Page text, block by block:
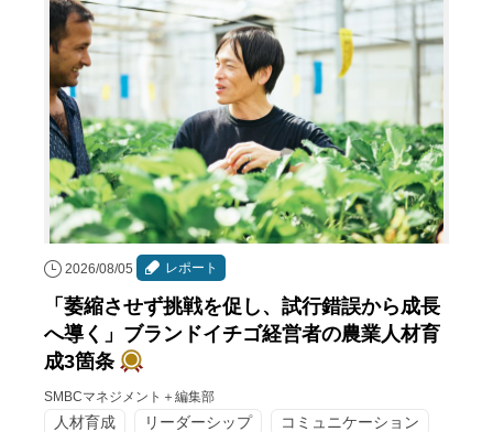
2026/08/05 レポート
「萎縮させず挑戦を促し、試行錯誤から成長
へ導く」ブランドイチゴ経営者の農業人材育
成3箇条
SMBCマネジメント＋編集部
人材育成 リーダーシップ
コミュニケーション